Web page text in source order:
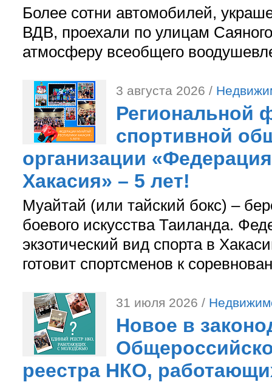
Более сотни автомобилей,
ВДВ, проехали по улицам
атмосферу всеобщего
3 августа 2026 /
Региональной
спортивной
организации
Хакасия» – 5 лет!
Муайтай (или тайский бокс) –
боевого искусства Таиланда.
экзотический вид спорта в
готовит спортсменов к
31 июля 2026 /
Новое в
реестра НКО,